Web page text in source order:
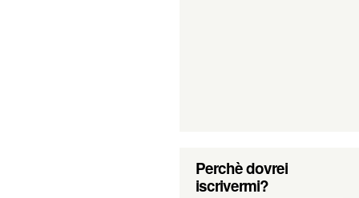
Perchè dovrei
iscrivermi?